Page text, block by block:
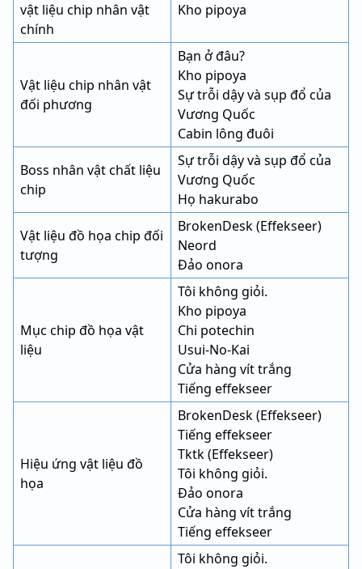
vật liệu chip nhân vật
chính
Kho pipoya
Vật liệu chip nhân vật
đối phương
Bạn ở đâu?
Kho pipoya
Sự trỗi dậy và sụp đổ của
Vương Quốc
Cabin lông đuôi
Boss nhân vật chất liệu
chip
Sự trỗi dậy và sụp đổ của
Vương Quốc
Họ hakurabo
Vật liệu đồ họa chip đối
tượng
BrokenDesk (Effekseer)
Neord
Đảo onora
Mục chip đồ họa vật
liệu
Tôi không giỏi.
Kho pipoya
Chi potechin
Usui-No-Kai
Cửa hàng vít trắng
Tiếng effekseer
Hiệu ứng vật liệu đồ
họa
BrokenDesk (Effekseer)
Tiếng effekseer
Tktk (Effekseer)
Tôi không giỏi.
Đảo onora
Cửa hàng vít trắng
Tiếng effekseer
Tôi không giỏi.